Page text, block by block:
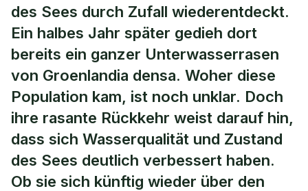
des Sees durch Zufall wiederentdeckt.
Ein halbes Jahr später gedieh dort
bereits ein ganzer Unterwasserrasen
von Groenlandia densa. Woher diese
Population kam, ist noch unklar. Doch
ihre rasante Rückkehr weist darauf hin,
dass sich Wasserqualität und Zustand
des Sees deutlich verbessert haben.
Ob sie sich künftig wieder über den